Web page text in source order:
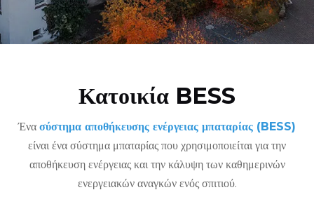
Κατοικία BESS
Ένα σύστημα αποθήκευσης ενέργειας μπαταρίας (BESS)
είναι ένα σύστημα μπαταρίας που χρησιμοποιείται για την
αποθήκευση ενέργειας και την κάλυψη των καθημερινών
ενεργειακών αναγκών ενός σπιτιού.